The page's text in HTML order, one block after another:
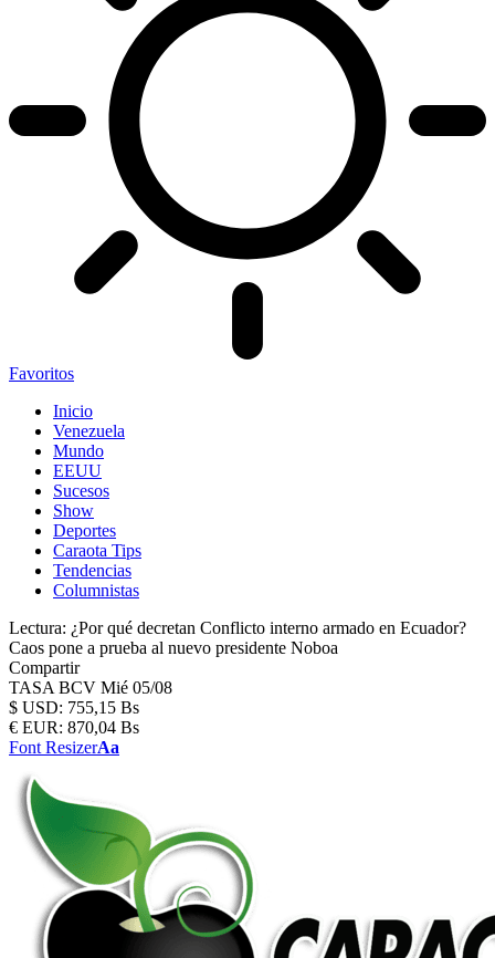
Favoritos
Inicio
Venezuela
Mundo
EEUU
Sucesos
Show
Deportes
Caraota Tips
Tendencias
Columnistas
Lectura: ¿Por qué decretan Conflicto interno armado en Ecuador?
Caos pone a prueba al nuevo presidente Noboa
Compartir
TASA BCV Mié 05/08
$ USD: 755,15 Bs
€ EUR: 870,04 Bs
Font ResizerAa